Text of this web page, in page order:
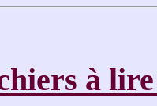
à